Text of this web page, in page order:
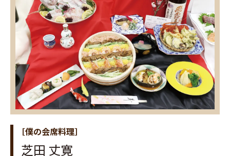
［僕の会席料理］
芝田 丈寛